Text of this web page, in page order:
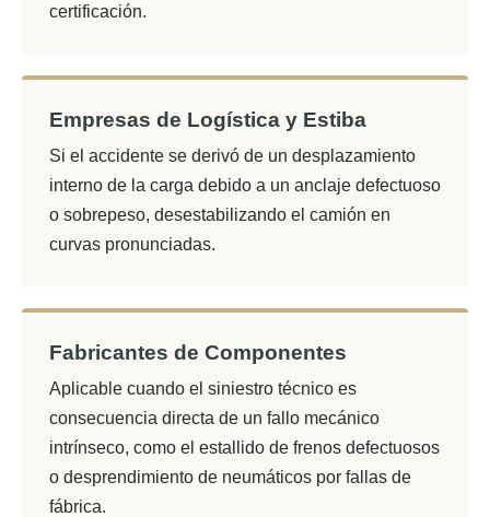
certificación.
Empresas de Logística y Estiba
Si el accidente se derivó de un desplazamiento
interno de la carga debido a un anclaje defectuoso
o sobrepeso, desestabilizando el camión en
curvas pronunciadas.
Fabricantes de Componentes
Aplicable cuando el siniestro técnico es
consecuencia directa de un fallo mecánico
intrínseco, como el estallido de frenos defectuosos
o desprendimiento de neumáticos por fallas de
fábrica.